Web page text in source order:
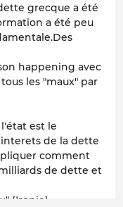
grecque a été
a été peu
happening avec
les "maux" par
est le
de la dette
comment
de dette et
(Ironie).